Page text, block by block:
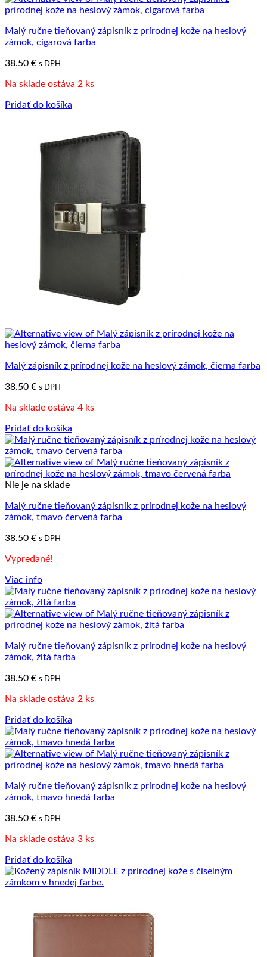
Malý ručne tieňovaný zápisník z prírodnej kože na heslový
zámok, cigarová farba
38.50 € s DPH
Na sklade ostáva 2 ks
Pridať do košíka
Malý zápisník z prírodnej kože na heslový zámok, čierna farba
38.50 € s DPH
Na sklade ostáva 4 ks
Pridať do košíka
Nie je na sklade
Malý ručne tieňovaný zápisník z prírodnej kože na heslový
zámok, tmavo červená farba
38.50 € s DPH
Vypredané!
Viac info
Malý ručne tieňovaný zápisník z prírodnej kože na heslový
zámok, žltá farba
38.50 € s DPH
Na sklade ostáva 2 ks
Pridať do košíka
Malý ručne tieňovaný zápisník z prírodnej kože na heslový
zámok, tmavo hnedá farba
38.50 € s DPH
Na sklade ostáva 3 ks
Pridať do košíka